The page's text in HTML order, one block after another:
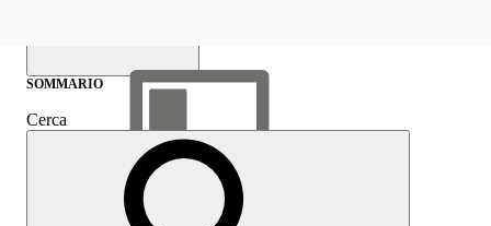
Mostra sommario
SOMMARIO
Cerca